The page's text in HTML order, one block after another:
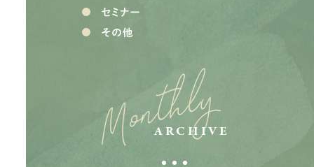
セミナー
その他
Monthly
ARCHIVE